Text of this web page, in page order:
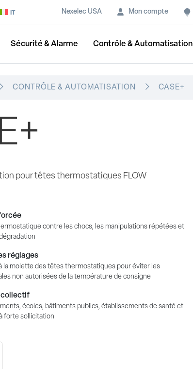
IT Nexelec USA Mon compte
Sécurité & Alarme Contrôle & Automatisation
CONTRÔLE & AUTOMATISATION CASE+
pour têtes thermostatiques FLOW
contre les chocs, les manipulations répétées et
réglages
à la molette des têtes thermostatiques pour éviter les
non autorisées de la température de consigne
collectif
écoles, bâtiments publics, établissements de santé et
forte sollicitation